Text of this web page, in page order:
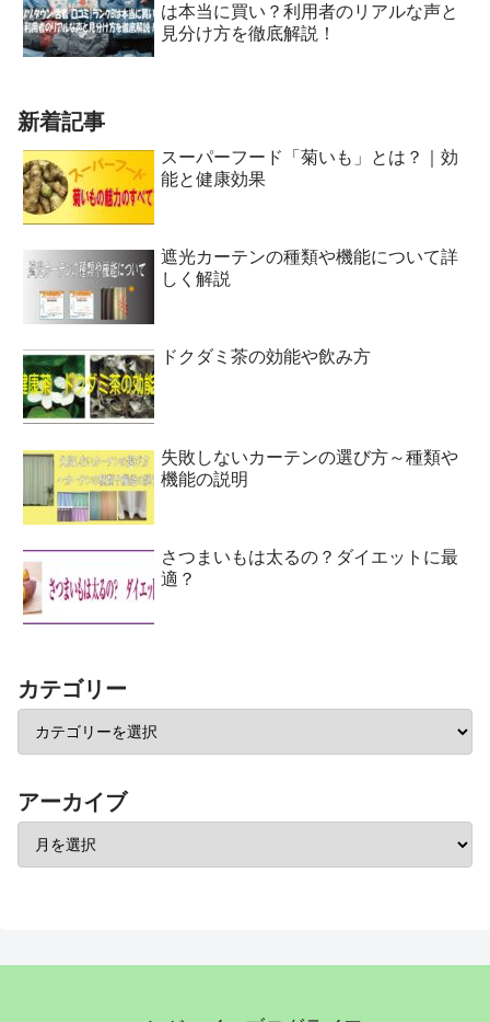
は本当に買い？利用者のリアルな声と
見分け方を徹底解説！
新着記事
スーパーフード「菊いも」とは？｜効
能と健康効果
遮光カーテンの種類や機能について詳
しく解説
ドクダミ茶の効能や飲み方
失敗しないカーテンの選び方～種類や
機能の説明
さつまいもは太るの？ダイエットに最
適？
カテゴリー
アーカイブ